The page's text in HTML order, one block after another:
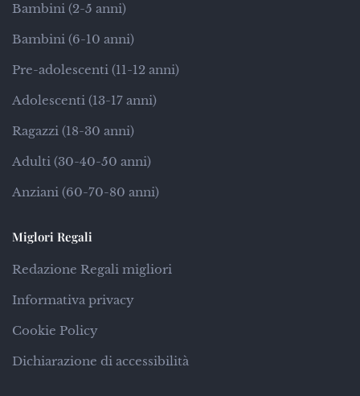
Bambini (2-5 anni)
Bambini (6-10 anni)
Pre-adolescenti (11-12 anni)
Adolescenti (13-17 anni)
Ragazzi (18-30 anni)
Adulti (30-40-50 anni)
Anziani (60-70-80 anni)
Miglori Regali
Redazione Regali migliori
Informativa privacy
Cookie Policy
Dichiarazione di accessibilità